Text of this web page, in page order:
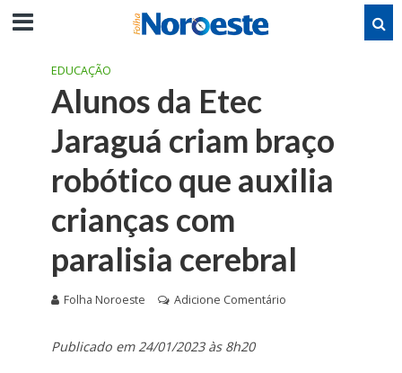
EDUCAÇÃO
Alunos da Etec
Jaraguá criam braço
robótico que auxilia
crianças com
paralisia cerebral
Folha Noroeste Adicione Comentário
Publicado em 24/01/2023 às 8h20